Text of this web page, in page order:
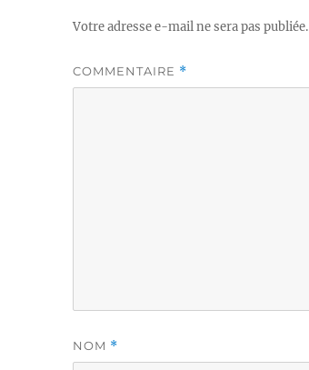
Votre adresse e-mail ne sera pas publiée.
COMMENTAIRE *
NOM *